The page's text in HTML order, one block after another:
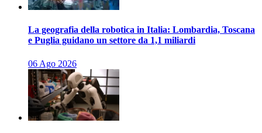
La geografia della robotica in Italia: Lombardia, Toscana
e Puglia guidano un settore da 1,1 miliardi
06 Ago 2026